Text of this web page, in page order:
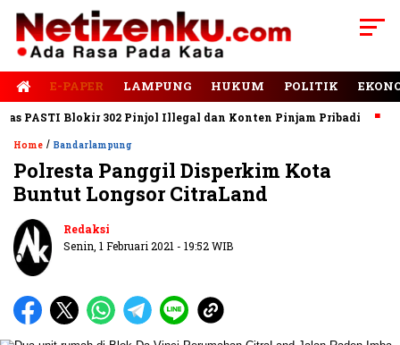
E-PAPER LAMPUNG HUKUM POLITIK
Blokir 302 Pinjol Illegal dan Konten Pinjam Pribadi
Home / Bandarlampung
Polresta Panggil Disperkim Kota
Buntut Longsor CitraLand
Redaksi
Senin, 1 Februari 2021 - 19:52 WIB